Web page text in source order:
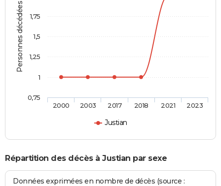
Personnes décédées
Justian
2000 2003 2017 2018 2021 2023
0,75
1
1,25
1,5
1,75
Répartition des décès à Justian par sexe
Données exprimées en nombre de décès (source :